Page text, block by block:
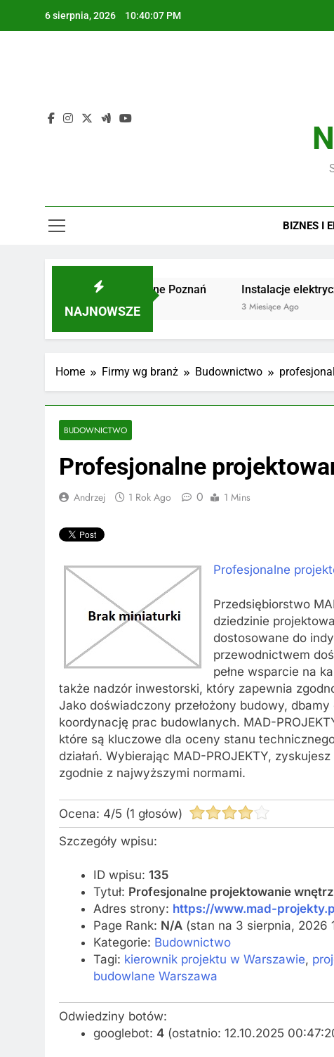
6 sierpnia, 2026 10:40:07 PM
BIZNES I
NAJNOWSZE
Żaluzje drewniane Poznań
2 Miesiące Ago
Instalacje elektryczne
3 Miesiące Ago
Home Firmy wg branż Budownictwo
BUDOWNICTWO
Profesjonalne
Andrzej 1 Rok Ago 0 1 Mins
Profesjonalne
Przedsiębiorstwo
dziedzinie
dostosowane do
przewodnictwem
pełne wsparcie na
także nadzór inwestorski, który zapewnia
Jako doświadczony przełożony budowy,
koordynację prac budowlanych. MAD-
które są kluczowe dla oceny stanu
działań. Wybierając MAD-PROJEKTY,
zgodnie z najwyższymi normami.
Ocena: 4/5 (1 głosów)
Szczegóły wpisu:
ID wpisu: 135
Tytuł: Profesjonalne projektowanie wnętrz
Adres strony: https://www.mad-
Page Rank: N/A(stan na 3 sierpnia, 2026
Kategorie: Budownictwo
Tagi: kierownik projektu w Warszawie,
budowlane Warszawa
Odwiedziny botów:
googlebot: 4(ostatnio: 12.10.2025